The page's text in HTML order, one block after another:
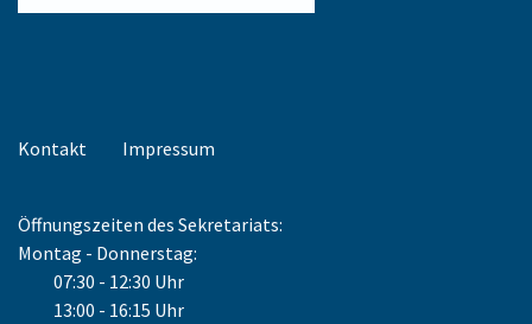
Kontakt Impressum
Öffnungszeiten des Sekretariats:
Montag - Donnerstag:
07:30 - 12:30 Uhr
13:00 - 16:15 Uhr